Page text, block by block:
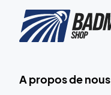
A propos de nous